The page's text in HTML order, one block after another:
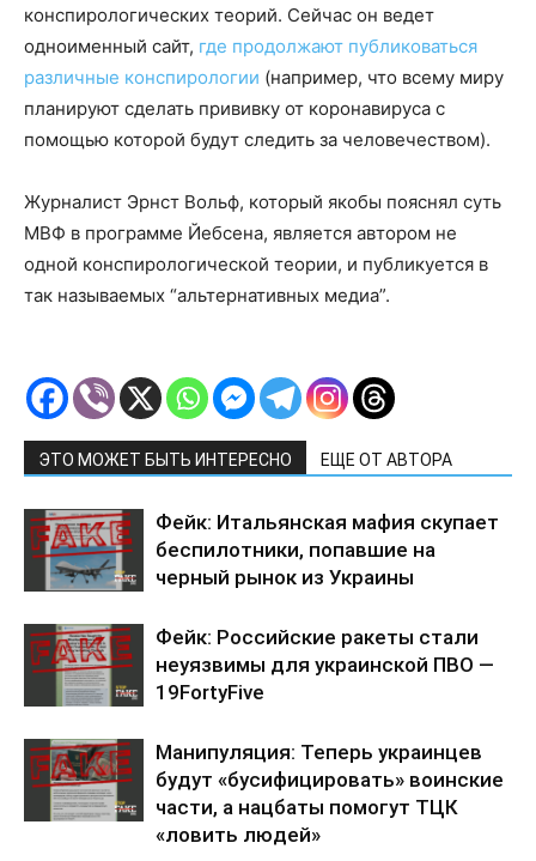
конспирологических теорий. Сейчас он ведет
одноименный сайт, где продолжают публиковаться
различные конспирологии (например, что всему миру
планируют сделать прививку от коронавируса с
помощью которой будут следить за человечеством).
Журналист Эрнст Вольф, который якобы пояснял суть
МВФ в программе Йебсена, является автором не
одной конспирологической теории, и публикуется в
так называемых “альтернативных медиа”.
ЭТО МОЖЕТ БЫТЬ ИНТЕРЕСНО ЕЩЕ ОТ АВТОРА
Фейк: Итальянская мафия скупает
беспилотники, попавшие на
черный рынок из Украины
Фейк: Российские ракеты стали
неуязвимы для украинской ПВО —
19FortyFive
Манипуляция: Теперь украинцев
будут «бусифицировать» воинские
части, а нацбаты помогут ТЦК
«ловить людей»